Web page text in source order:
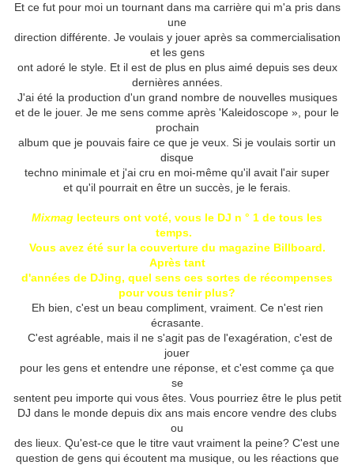
Et ce fut pour moi un tournant dans ma carrière qui m'a pris dans
une
direction différente. Je voulais y jouer après sa commercialisation
et les gens
ont adoré le style. Et il est de plus en plus aimé depuis ses deux
dernières années.
J'ai été la production d'un grand nombre de nouvelles musiques
et de le jouer. Je me sens comme après 'Kaleidoscope », pour le
prochain
album que je pouvais faire ce que je veux. Si je voulais sortir un
disque
techno minimale et j'ai cru en moi-même qu'il avait l'air super
et qu'il pourrait en être un succès, je le ferais.
Mixmag lecteurs ont voté, vous le DJ n ° 1 de tous les
temps.
Vous avez été sur la couverture du magazine Billboard.
Après tant
d'années de DJing, quel sens ces sortes de récompenses
pour vous tenir plus?
Eh bien, c'est un beau compliment, vraiment. Ce n'est rien
écrasante.
C'est agréable, mais il ne s'agit pas de l'exagération, c'est de
jouer
pour les gens et entendre une réponse, et c'est comme ça que
se
sentent peu importe qui vous êtes. Vous pourriez être le plus petit
DJ dans le monde depuis dix ans mais encore vendre des clubs
ou
des lieux. Qu'est-ce que le titre vaut vraiment la peine? C'est une
question de gens qui écoutent ma musique, ou les réactions que